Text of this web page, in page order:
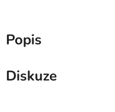
Popis
Diskuze